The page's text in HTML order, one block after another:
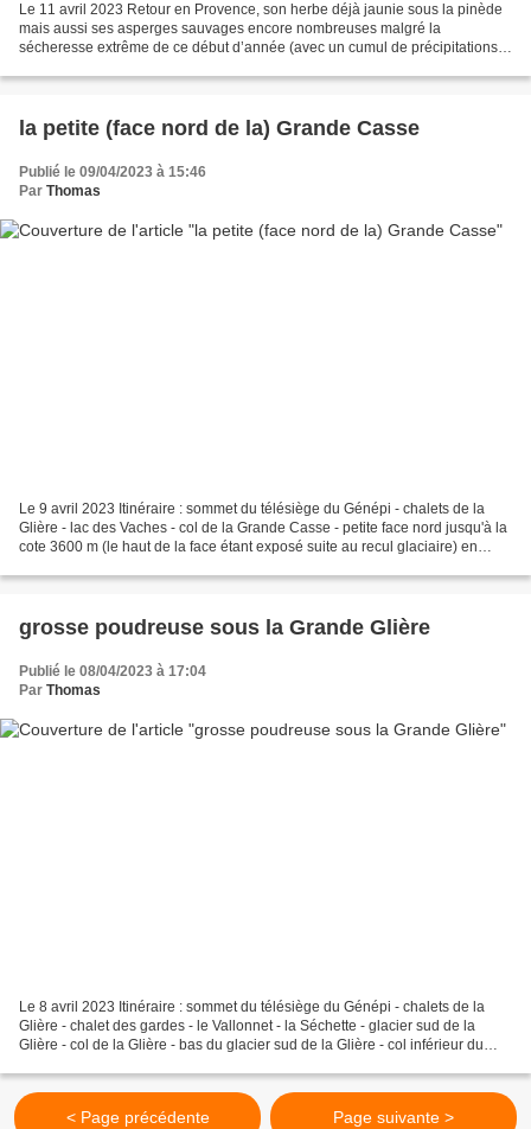
Le 11 avril 2023 Retour en Provence, son herbe déjà jaunie sous la pinède
mais aussi ses asperges sauvages encore nombreuses malgré la
sécheresse extrême de ce début d’année (avec un cumul de précipitations
la petite (face nord de la) Grande Casse
Publié le 09/04/2023 à 15:46
Par Thomas
Le 9 avril 2023 Itinéraire : sommet du télésiège du Génépi - chalets de la
Glière - lac des Vaches - col de la Grande Casse - petite face nord jusqu'à la
cote 3600 m (le haut de la face étant exposé suite au recul glaciaire) en
grosse poudreuse sous la Grande Glière
Publié le 08/04/2023 à 17:04
Par Thomas
Le 8 avril 2023 Itinéraire : sommet du télésiège du Génépi - chalets de la
Glière - chalet des gardes - le Vallonnet - la Séchette - glacier sud de la
Glière - col de la Glière - bas du glacier sud de la Glière - col inférieur du
< Page précédente Page suivante >